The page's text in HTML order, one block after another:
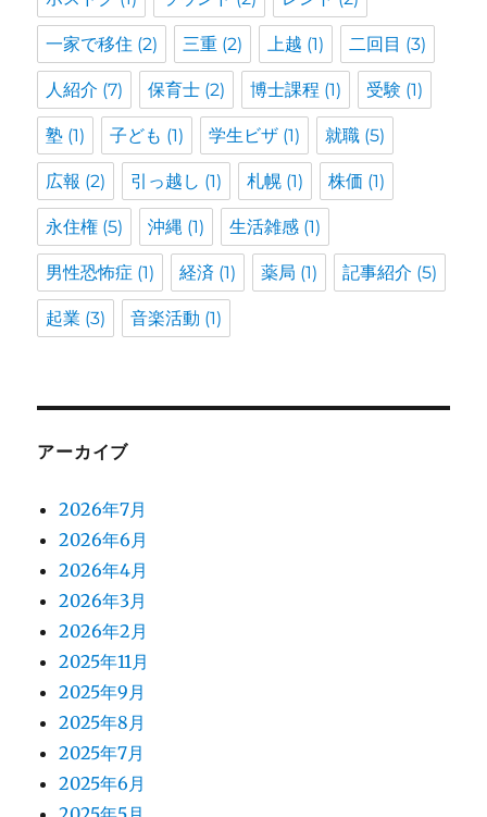
一家で移住 (2) 三重 (2) 上越 (1) 二回目 (3)
人紹介 (7) 保育士 (2) 博士課程 (1) 受験 (1)
塾 (1) 子ども (1) 学生ビザ (1) 就職 (5)
広報 (2) 引っ越し (1) 札幌 (1) 株価 (1)
永住権 (5) 沖縄 (1) 生活雑感 (1)
男性恐怖症 (1) 経済 (1) 薬局 (1) 記事紹介 (5)
起業 (3) 音楽活動 (1)
アーカイブ
2026年7月
2026年6月
2026年4月
2026年3月
2026年2月
2025年11月
2025年9月
2025年8月
2025年7月
2025年6月